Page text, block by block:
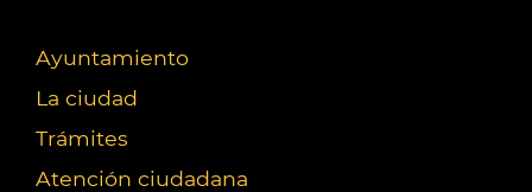
Ayuntamiento
La ciudad
Trámites
Atención ciudadana